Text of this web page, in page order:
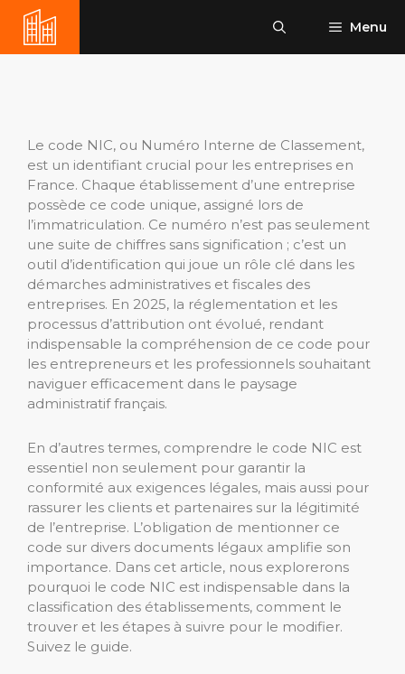
Aller
contenu
Menu
Le code NIC, ou Numéro Interne de Classement,
est un identifiant crucial pour les entreprises en
France. Chaque établissement d’une entreprise
possède ce code unique, assigné lors de
l’immatriculation. Ce numéro n’est pas seulement
une suite de chiffres sans signification ; c’est un
outil d’identification qui joue un rôle clé dans les
démarches administratives et fiscales des
entreprises. En 2025, la réglementation et les
processus d’attribution ont évolué, rendant
indispensable la compréhension de ce code pour
les entrepreneurs et les professionnels souhaitant
naviguer efficacement dans le paysage
administratif français.
En d’autres termes, comprendre le code NIC est
essentiel non seulement pour garantir la
conformité aux exigences légales, mais aussi pour
rassurer les clients et partenaires sur la légitimité
de l’entreprise. L’obligation de mentionner ce
code sur divers documents légaux amplifie son
importance. Dans cet article, nous explorerons
pourquoi le code NIC est indispensable dans la
classification des établissements, comment le
trouver et les étapes à suivre pour le modifier.
Suivez le guide.